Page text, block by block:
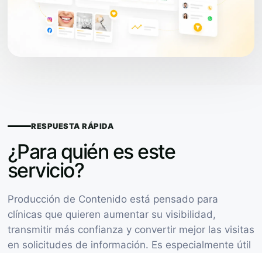
RESPUESTA RÁPIDA
¿Para quién es este
servicio?
Producción de Contenido está pensado para
clínicas que quieren aumentar su visibilidad,
transmitir más confianza y convertir mejor las visitas
en solicitudes de información. Es especialmente útil